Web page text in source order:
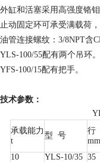
外缸和活塞采用高强度铬
止动固定环可承受满载荷
油管连接螺纹：3/8NPT含
YLS-100/55配有两个吊环。
YFS-100/15配有把手。
技术参数：
承载能力
t
型 号
行
mm
10
YLS-10/35 35